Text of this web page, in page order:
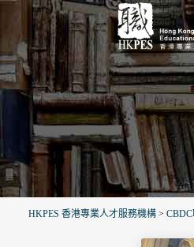
HKPES 香港專業人才服務機構 > CBDC